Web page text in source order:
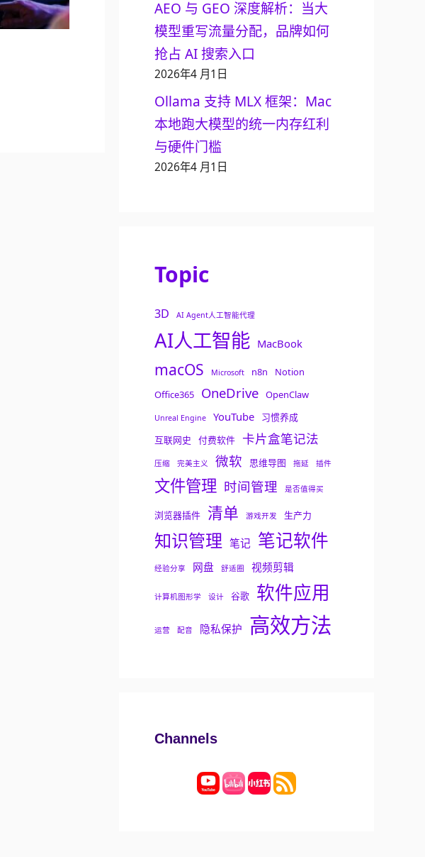
AEO 与 GEO 深度解析：当大
模型重写流量分配，品牌如何
抢占 AI 搜索入口
2026年4 月1日
Ollama 支持 MLX 框架：Mac
本地跑大模型的统一内存红利
与硬件门槛
2026年4 月1日
Topic
3D AI Agent人工智能代理
AI人工智能 MacBook
macOS Microsoft n8n
Notion
Office365
OneDrive OpenClaw
Unreal Engine YouTube
习惯养成
互联网史
付费软件 卡片盒笔记法
压缩 完美主义 微软 思维导图 拖延 插件
文件管理 时间管理 是否值得买
浏览器插件 清单 游戏开发 生产力
知识管理 笔记 笔记软件
经验分享 网盘 舒适圈 视频剪辑
计算机图形学 设计 谷歌 软件应用
运营 配音 隐私保护 高效方法
Channels